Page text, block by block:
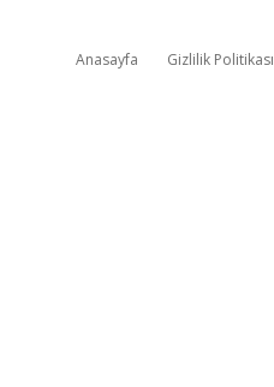
Anasayfa Gizlilik Politikası